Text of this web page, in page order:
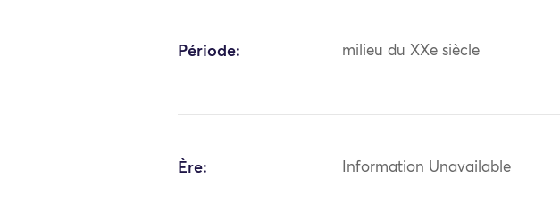
Période: milieu du XXe siècle
Ère: Information Unavailable